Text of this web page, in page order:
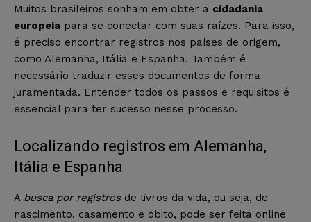
Muitos brasileiros sonham em obter a cidadania
europeia para se conectar com suas raízes. Para isso,
é preciso encontrar registros nos países de origem,
como Alemanha, Itália e Espanha. Também é
necessário traduzir esses documentos de forma
juramentada. Entender todos os passos e requisitos é
essencial para ter sucesso nesse processo.
Localizando registros em Alemanha,
Itália e Espanha
A busca por registrosde livros da vida, ou seja, de
nascimento, casamento e óbito, pode ser feita online